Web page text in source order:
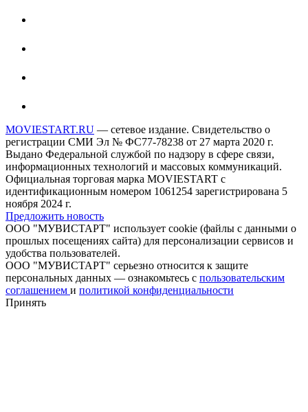
MOVIESTART.RU — сетевое издание. Свидетельство о
регистрации СМИ Эл № ФС77-78238 от 27 марта 2020 г.
Выдано Федеральной службой по надзору в сфере связи,
информационных технологий и массовых коммуникаций.
Официальная торговая марка MOVIESTART с
идентификационным номером 1061254 зарегистрирована 5
ноября 2024 г.
Предложить новость
ООО "МУВИСТАРТ" использует cookie (файлы с данными о
прошлых посещениях сайта) для персонализации сервисов и
удобства пользователей.
ООО "МУВИСТАРТ" серьезно относится к защите
персональных данных — ознакомьтесь с пользовательским
соглашением и политикой конфиденциальности
Принять